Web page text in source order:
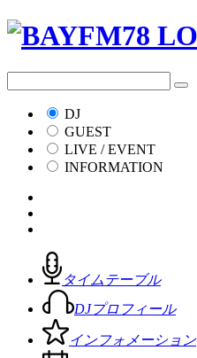
DJ
GUEST
LIVE / EVENT
INFORMATION
タイムテーブル
DJプロフィール
インフォメーション